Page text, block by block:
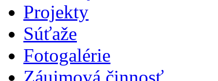
Projekty
Súťaže
Fotogalérie
Záujmová činnosť